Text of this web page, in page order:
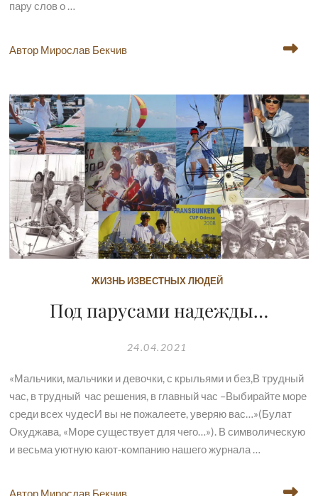
пару слов о …
Автор Мирослав Бекчив
ЖИЗНЬ ИЗВЕСТНЫХ ЛЮДЕЙ
Под парусами надежды…
24.04.2021
«Мальчики, мальчики и девочки, с крыльями и без,В трудный
час, в трудный час решения, в главный час –Выбирайте море
среди всех чудесИ вы не пожалеете, уверяю вас…»(Булат
Окуджава, «Море существует для чего…»). В символическую
и весьма уютную кают-компанию нашего журнала …
Автор Мирослав Бекчив